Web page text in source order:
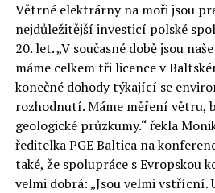
Větrné elektrárny na moři jsou
nejdůležitější investicí polské
20. let. „V současné době jsou
máme celkem tři licence v
konečné dohody týkající se
rozhodnutí. Máme měření větru,
geologické průzkumy.“ řekla
ředitelka PGE Baltica na
také, že spolupráce s Evropskou
velmi dobrá: „Jsou velmi vstřícní.